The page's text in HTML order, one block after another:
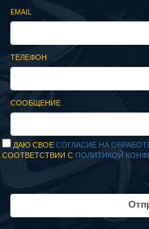
EMAIL
ТЕЛЕФОН
СООБЩЕНИЕ
ДАЮ СВОЕСОГЛАСИЕ НА
СООТВЕТСТВИИ С ПОЛИТИКОЙ